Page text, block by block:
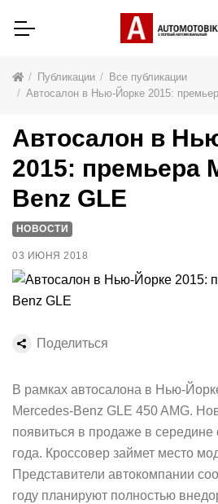
Публикации
Все публикации
Автосалон в Нью-Йорке 2015:
В рамках автосалона в Нью-
Mercedes-Benz GLE 450 AMG.
появиться в продаже в середине
года. Кроссовер займет место
Представители автокомпании
году планируют полностью
Автосалон в
2015: премьера
Benz GLE
НОВОСТИ
03 ИЮНЯ 2018
Поделиться